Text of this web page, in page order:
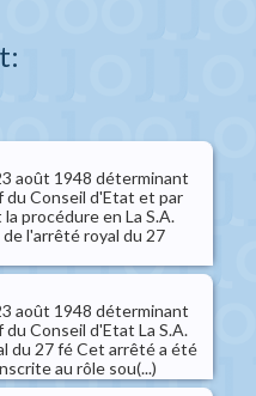
août 1948 déterminant
Conseil d'Etat et par
procédure en La S.A.
l'arrêté royal du 27
août 1948 déterminant
Conseil d'Etat La S.A.
du 27 fé Cet arrêté a été
au rôle sou(...)